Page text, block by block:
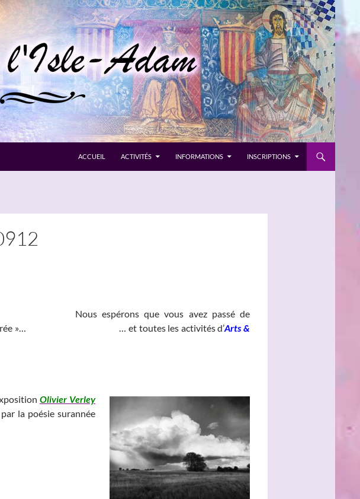
ACCUEIL ACTIVITÉS INFORMATIONS INSCRIPTIONS
Nous espérons que vous avez passé de
»…
… et toutes les activités d’Arts &
Olivier Verley
la poésie surannée